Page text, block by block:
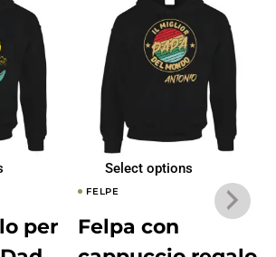
per
Select options
FELPE
Felpa con